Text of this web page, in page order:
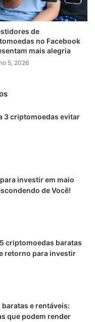
de
no Facebook
mais alegria
5, 2026
3 criptomoedas evitar
investir em maio
de Você!
criptomoedas baratas
retorno para investir
e rentáveis:
que podem render